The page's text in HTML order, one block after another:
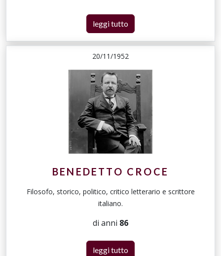
leggi tutto
20/11/1952
BENEDETTO CROCE
Filosofo, storico, politico, critico letterario e scrittore
italiano.
di anni 86
leggi tutto